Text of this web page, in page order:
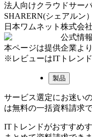
法人向けクラウドサー
SHARERN(シェアルン）
日本ワムネット株式会社
公式情
本ページは提供企業よ
※レビューはITトレン
製品
サービス選定にお迷い
は無料の一括資料請求
ITトレンドがおすすめ